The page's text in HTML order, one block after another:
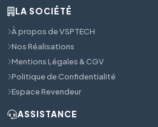
LA SOCIÉTÉ
À propos de VSPTECH
Nos Réalisations
Mentions Légales & CGV
Politique de Confidentialité
Espace Revendeur
ASSISTANCE